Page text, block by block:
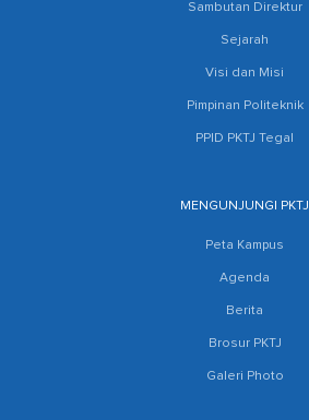
Sambutan Direktur
Sejarah
Visi dan Misi
Pimpinan Politeknik
PPID PKTJ Tegal
MENGUNJUNGI PKTJ
Peta Kampus
Agenda
Berita
Brosur PKTJ
Galeri Photo